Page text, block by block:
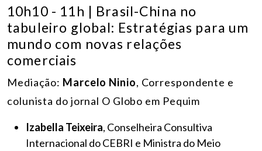
10h10 - 11h | Brasil-China no
tabuleiro global: Estratégias para um
mundo com novas relações
comerciais
Mediação: Marcelo Ninio, Correspondente e
colunista do jornal O Globo em Pequim
Izabella Teixeira, Conselheira Consultiva
Internacional do CEBRI e Ministra do Meio